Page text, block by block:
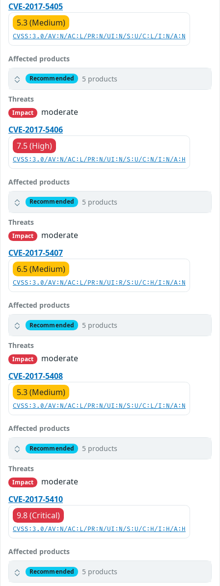
CVE-2017-5405
5.3 (Medium)
CVSS:3.0/AV:N/AC:L/PR:N/UI:N/S:U/C:L/I:N/A:N
Affected products
Recommended 5 products
Threats
Impact
moderate
CVE-2017-5406
7.5 (High)
CVSS:3.0/AV:N/AC:L/PR:N/UI:N/S:U/C:N/I:N/A:H
Affected products
Recommended 5 products
Threats
Impact
moderate
CVE-2017-5407
6.5 (Medium)
CVSS:3.0/AV:N/AC:L/PR:N/UI:R/S:U/C:H/I:N/A:N
Affected products
Recommended 5 products
Threats
Impact
moderate
CVE-2017-5408
5.3 (Medium)
CVSS:3.0/AV:N/AC:L/PR:N/UI:N/S:U/C:L/I:N/A:N
Affected products
Recommended 5 products
Threats
Impact
moderate
CVE-2017-5410
9.8 (Critical)
CVSS:3.0/AV:N/AC:L/PR:N/UI:N/S:U/C:H/I:H/A:H
Affected products
Recommended 5 products